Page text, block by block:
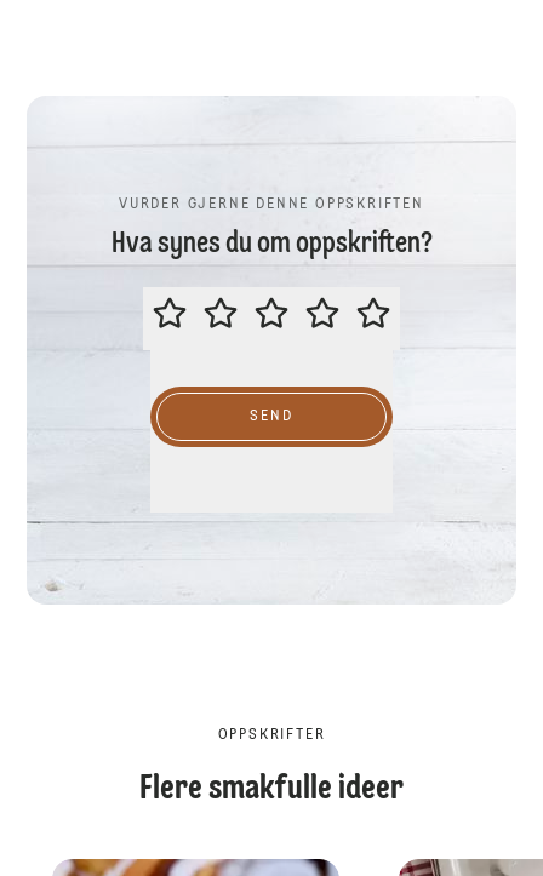
VURDER GJERNE DENNE OPPSKRIFTEN
Hva synes du om oppskriften?
VURDER GJERNE DENNE
SEND
OPPSKRIFTER
Flere smakfulle ideer